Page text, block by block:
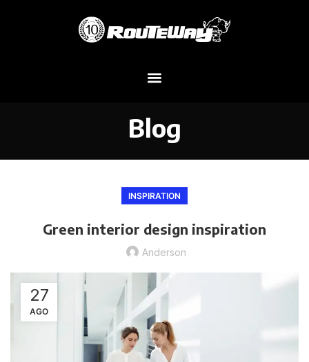
Blog
INSPIRATION
Green interior design inspiration
Anderson
27
AGO